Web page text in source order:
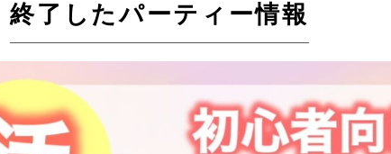
終了したパーティー情報